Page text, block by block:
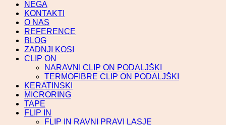
NEGA
KONTAKTI
O NAS
REFERENCE
BLOG
ZADNJI KOSI
CLIP ON
NARAVNI CLIP ON PODALJŠKI
TERMOFIBRE CLIP ON PODALJŠKI
KERATINSKI
MICRORING
TAPE
FLIP IN
FLIP IN RAVNI PRAVI LASJE